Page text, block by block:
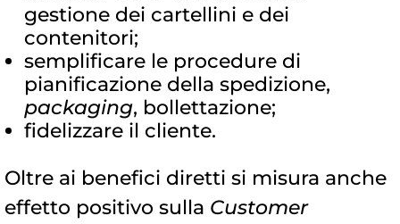
gestione dei cartellini e dei
contenitori;
semplificare le procedure di
pianificazione della spedizione,
packaging, bollettazione;
fidelizzare il cliente.
Oltre ai benefici diretti si misura anche
effetto positivo sulla Customer